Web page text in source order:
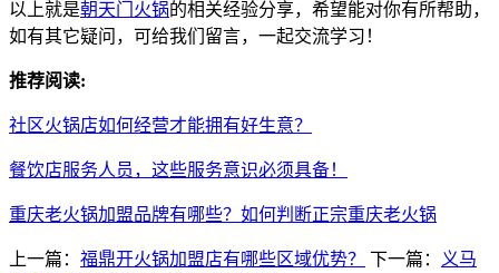
以上就是朝天门火锅的相关经验分享，希望能对你有所帮助，
如有其它疑问，可给我们留言，一起交流学习！
推荐阅读:
社区火锅店如何经营才能拥有好生意？
餐饮店服务人员，这些服务意识必须具备！
重庆老火锅加盟品牌有哪些？如何判断正宗重庆老火锅
上一篇： 福鼎开火锅加盟店有哪些区域优势？ 下一篇： 义马